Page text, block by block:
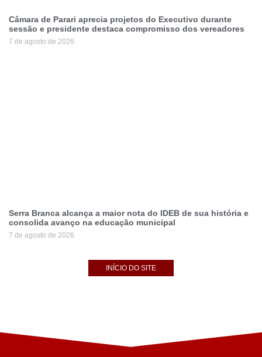
Câmara de Parari aprecia projetos do Executivo durante
sessão e presidente destaca compromisso dos vereadores
7 de agosto de 2026
Serra Branca alcança a maior nota do IDEB de sua história e
consolida avanço na educação municipal
7 de agosto de 2026
INÍCIO DO SITE